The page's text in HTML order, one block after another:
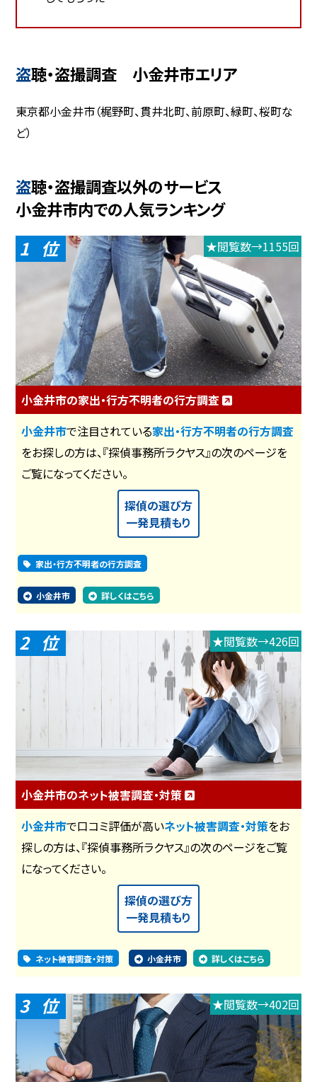
盗聴・盗撮調査 小金井市エリア
東京都小金井市（梶野町、貫井北町、前原町、緑町、桜町な
ど）
盗聴・盗撮調査以外のサービス
小金井市内での人気ランキング
1 ★閲覧数→1155回
小金井市の家出・行方不明者の行方調査
小金井市で注目されている家出・行方不明者の行方調査
をお探しの方は、『探偵事務所ラクヤス』の次のページを
ご覧になってください。
探偵の選び方
一発見積もり
家出・行方不明者の行方調査
小金井市 詳しくはこちら
2 ★閲覧数→426回
小金井市のネット被害調査・対策
小金井市で口コミ評価が高いネット被害調査・対策をお
探しの方は、『探偵事務所ラクヤス』の次のページをご覧
になってください。
探偵の選び方
一発見積もり
ネット被害調査・対策 小金井市 詳しくはこちら
3 ★閲覧数→402回